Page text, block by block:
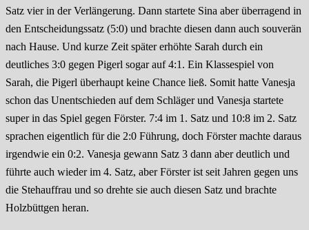
Satz vier in der Verlängerung. Dann startete Sina aber überragend in
den Entscheidungssatz (5:0) und brachte diesen dann auch souverän
nach Hause. Und kurze Zeit später erhöhte Sarah durch ein
deutliches 3:0 gegen Pigerl sogar auf 4:1. Ein Klassespiel von
Sarah, die Pigerl überhaupt keine Chance ließ. Somit hatte Vanesja
schon das Unentschieden auf dem Schläger und Vanesja startete
super in das Spiel gegen Förster. 7:4 im 1. Satz und 10:8 im 2. Satz
sprachen eigentlich für die 2:0 Führung, doch Förster machte daraus
irgendwie ein 0:2. Vanesja gewann Satz 3 dann aber deutlich und
führte auch wieder im 4. Satz, aber Förster ist seit Jahren gegen uns
die Stehauffrau und so drehte sie auch diesen Satz und brachte
Holzbüttgen heran.